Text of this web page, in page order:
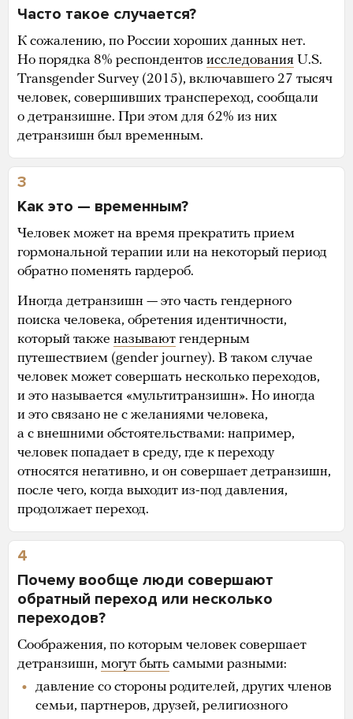
Часто такое случается?
К сожалению, по России хороших данных нет.
Но порядка 8% респондентов исследования U.S.
Transgender Survey (2015), включавшего 27 тысяч
человек, совершивших транспереход, сообщали
о детранзишне. При этом для 62% из них
детранзишн был временным.
3
Как это — временным?
Человек может на время прекратить прием
гормональной терапии или на некоторый период
обратно поменять гардероб.
Иногда детранзишн — это часть гендерного
поиска человека, обретения идентичности,
который также называют гендерным
путешествием (gender journey). В таком случае
человек может совершать несколько переходов,
и это называется «мультитранзишн». Но иногда
и это связано не с желаниями человека,
а с внешними обстоятельствами: например,
человек попадает в среду, где к переходу
относятся негативно, и он совершает детранзишн,
после чего, когда выходит из-под давления,
продолжает переход.
4
Почему вообще люди совершают
обратный переход или несколько
переходов?
Соображения, по которым человек совершает
детранзишн, могут быть самыми разными:
давление со стороны родителей, других членов
семьи, партнеров, друзей, религиозного